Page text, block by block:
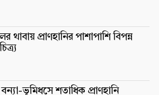
থাবায় প্রাণহানির পাশাপাশি বিপন্ন
ভূমিধসে শতাধিক প্রাণহানি